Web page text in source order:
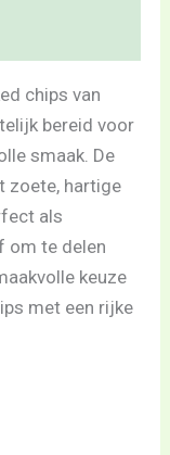
chips van
bereid voor
smaak. De
zoete, hartige
als
om te delen
keuze
met een rijke